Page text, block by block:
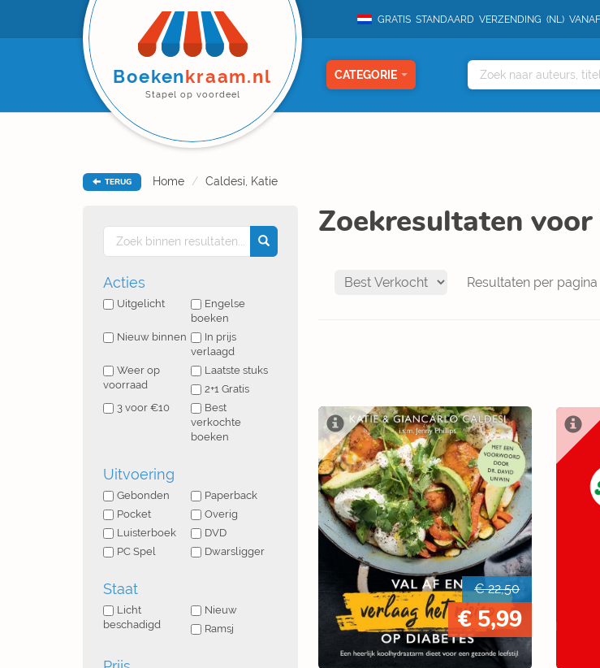
GRATIS STANDAARD VERZENDING (NL)
Boekenkraam.nl
Stapel op voordeel
CATEGORIE
TERUG Home Caldesi, Katie
Acties
Uitgelicht
Engelse
boeken
Nieuw binnen
In prijs
verlaagd
Weer op
voorraad
Laatste stuks
2+1 Gratis
3 voor €10
Best
verkochte
boeken
Uitvoering
Gebonden
Paperback
Pocket
Overig
Luisterboek
DVD
PC Spel
Dwarsligger
Staat
Licht
beschadigd
Nieuw
Ramsj
Zoekresultaten
Resultaten per pagina
€ 22,50
€ 5,99